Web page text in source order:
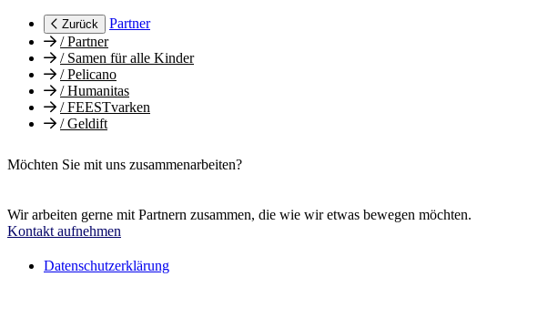
Zurück
Partner
/Partner
/Samen für alle Kinder
/Pelicano
/Humanitas
/FEESTvarken
/Geldift
Möchten Sie mit uns zusammenarbeiten?
Wir arbeiten gerne mit Partnern zusammen, die wie wir etwas bewegen möchten.
Kontakt aufnehmen
Datenschutzerklärung